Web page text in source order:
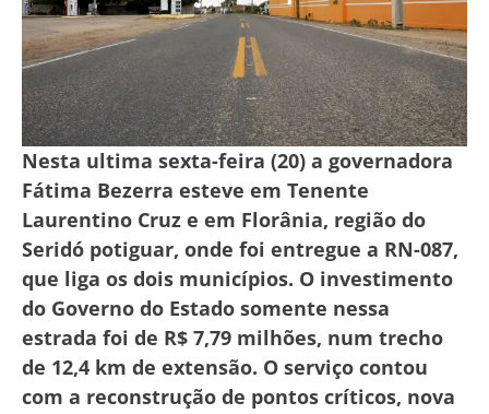
Nesta ultima sexta-feira (20) a governadora
Fátima Bezerra esteve em Tenente
Laurentino Cruz e em Florânia, região do
Seridó potiguar, onde foi entregue a RN-087,
que liga os dois municípios. O investimento
do Governo do Estado somente nessa
estrada foi de R$ 7,79 milhões, num trecho
de 12,4 km de extensão. O serviço contou
com a reconstrução de pontos críticos, nova